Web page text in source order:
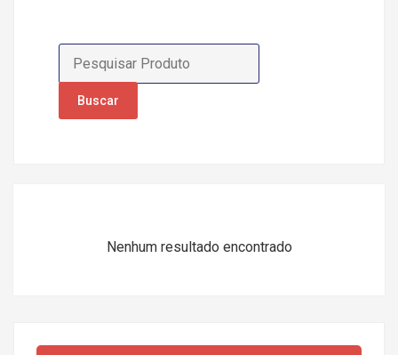
Buscar
Nenhum resultado encontrado